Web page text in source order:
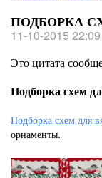
ПОДБОРКА
11-10-2015 22:09
Это цитата
Подборка схем
Подборка схем для
орнаменты.